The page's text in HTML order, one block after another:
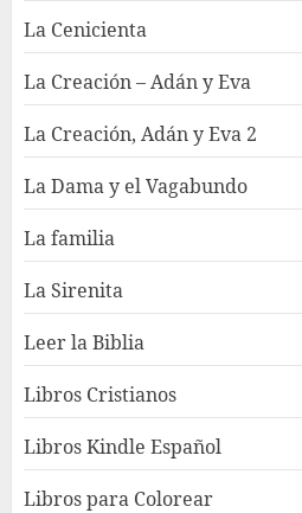
La Cenicienta
La Creación – Adán y Eva
La Creación, Adán y Eva 2
La Dama y el Vagabundo
La familia
La Sirenita
Leer la Biblia
Libros Cristianos
Libros Kindle Español
Libros para Colorear